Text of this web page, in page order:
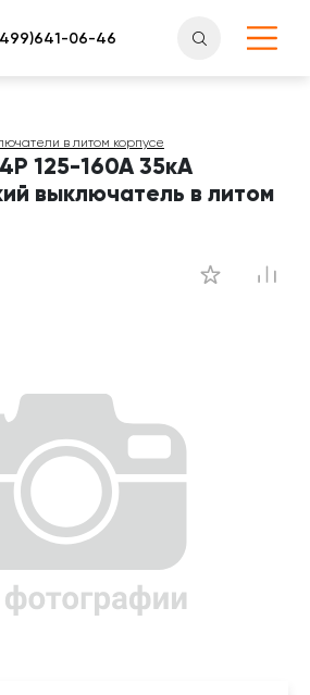
в литом корпусе
125-160A 35кА
выключатель в литом